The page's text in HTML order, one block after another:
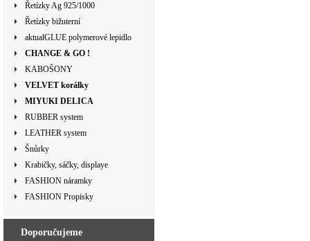
Řetízky Ag 925/1000
Řetízky bižuterní
aktualGLUE polymerové lepidlo
CHANGE & GO !
KABOŠONY
VELVET korálky
MIYUKI DELICA
RUBBER system
LEATHER system
Šnůrky
Krabičky, sáčky, displaye
FASHION náramky
FASHION Propisky
Doporučujeme